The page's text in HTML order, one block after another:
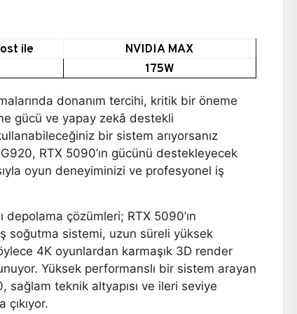
ile
NVIDIA MAX
175W
donanım tercihi, kritik bir öneme
gücü ve yapay zekâ destekli
bir sistem arıyorsanız
RTX 5090’ın gücünü destekleyecek
oyun deneyiminizi ve profesyonel iş
çözümleri; RTX 5090’ın
soğutma sistemi, uzun süreli yüksek
4K oyunlardan karmaşık 3D render
Yüksek performanslı bir sistem arayan
teknik altyapısı ve ileri seviye